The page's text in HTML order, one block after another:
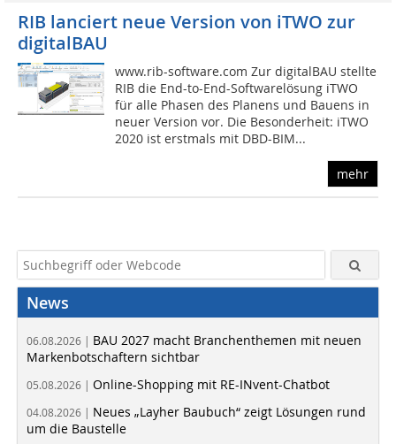
RIB lanciert neue Version von iTWO zur
digitalBAU
www.rib-software.com Zur digitalBAU stellte
RIB die End-to-End-Softwarelösung iTWO
für alle Phasen des Planens und Bauens in
neuer Version vor. Die Besonderheit: iTWO
2020 ist erstmals mit DBD-BIM...
mehr
News
06.08.2026 | BAU 2027 macht Branchenthemen mit neuen
Markenbotschaftern sichtbar
05.08.2026 | Online-Shopping mit RE-INvent-Chatbot
04.08.2026 | Neues „Layher Baubuch“ zeigt Lösungen rund
um die Baustelle